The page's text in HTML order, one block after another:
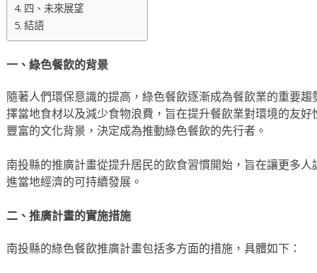
四、未來展望
結語
一、綠色餐飲的背景
隨著人們環保意識的提高，綠色餐飲逐漸成為餐飲業的重要
擇當地食材以及減少食物浪費，旨在提升餐飲業對環境的友
豐富的文化背景，決定成為推動綠色餐飲的先行者。
南投縣的推廣計畫從提升居民的飲食習慣開始，旨在讓更多
進當地經濟的可持續發展。
二、推廣計畫的實施措施
南投縣的綠色餐飲推廣計畫包括多方面的措施，具體如下：